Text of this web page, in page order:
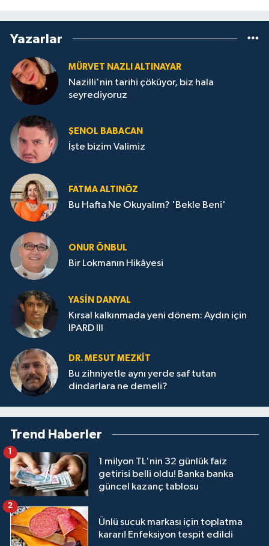
Yazarlar
MÜRVET NAZLI ALTINAYAR
Nazilli'nin tarihi çöküyor, biz hala
seyrediyoruz
ŞENOL BABACAN
İşte bizim Valimiz
FATMA ALTINÖZ
Bu Hafta Ne Okuyalım? 'Bekle Beni'
ONUR ÖNBUL
Bir Lokmanın Hikâyesi
YASIN DANYAL
Kırsal kalkınmada yeni dönem: Aydın için
IPARD III
DR. MESUT MEZKIT
Bu zihniyetle aynı yerde saf tutan
dindarlara ne demeli?
Trend Haberler
1 milyon TL'nin 32 günlük faiz
getirisi belli oldu! Banka banka
güncel kazanç tablosu
1
Ünlü sucuk markası için toplatma
kararı! Enfeksiyon tespit edildi
2